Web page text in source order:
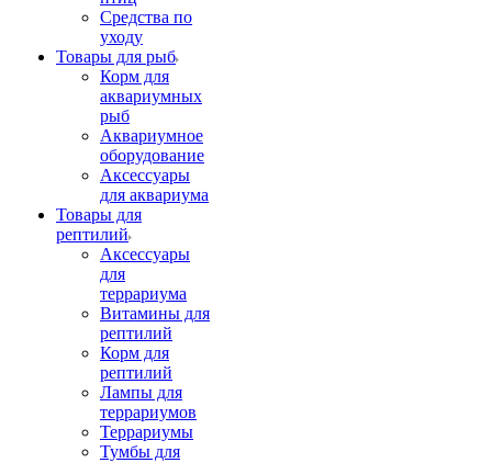
Средства по
уходу
Товары для рыб
Корм для
аквариумных
рыб
Аквариумное
оборудование
Аксессуары
для аквариума
Товары для
рептилий
Аксессуары
для
террариума
Витамины для
рептилий
Корм для
рептилий
Лампы для
террариумов
Террариумы
Тумбы для